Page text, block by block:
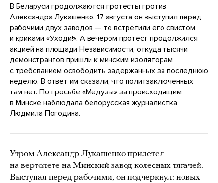
В Беларуси продолжаются протесты против
Александра Лукашенко. 17 августа он выступил перед
рабочими двух заводов — те встретили его свистом
и криками «Уходи!». А вечером протест продолжился
акцией на площади Независимости, откуда тысячи
демонстрантов пришли к минским изоляторам
с требованием освободить задержанных за последнюю
неделю. В ответ им сказали, что политзаключенных
там нет. По просьбе «Медузы» за происходящим
в Минске наблюдала белорусская журналистка
Людмила Погодина.
Утром Александр Лукашенко прилетел
на вертолете на Минский завод колесных тягачей.
Выступая перед рабочими, он подчеркнул: новых